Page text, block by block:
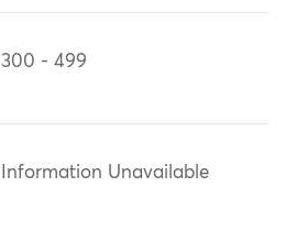
300 - 499
Information Unavailable